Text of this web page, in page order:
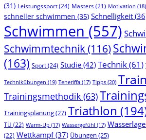
(31) Leistungssport(24) Masters (21) Motivation (18)
schneller schwimmen (35) Schnelligkeit
Schwimmen (557)
Schwimmtechnik(116)
(163) Sport(24) Studie (42) Technik(61)
Technikübungen (19) Teneriffa (17) Tipps (20)
Trainingsmethodik (63)
Trainingsplanung(27) Triathlon
TÜ (22) Warm-Up (17) Wassergefühl (17) Wasserlage
(22) Wettkampf(37) Übungen (25)